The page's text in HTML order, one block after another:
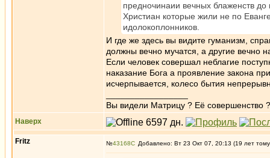
предночинаии вечных блаженств
Христиан которые жили не по
идолокоплонников.
И где же здесь вы видите гуманизм,
должны вечно мучатся, а другие вечно
Если человек совершал неблагие
наказание Бога а проявление закона
исчерпывается, колесо бытия
Вы видели Матрицу ? Её совершенство
Наверх
Fritz №43168 Добавлено: Вт 23 Окт 07, 20:13 (19 лет